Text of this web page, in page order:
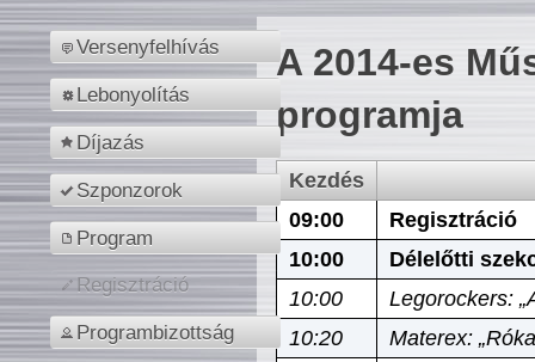
Versenyfelhívás
Lebonyolítás
Díjazás
Szponzorok
Program
Regisztráció
Programbizottság
A 2014-es
programja
Kezdés
09:00
Regisztráció
10:00
Délelőtti
10:00
Legorockers:
10:20
Materex: